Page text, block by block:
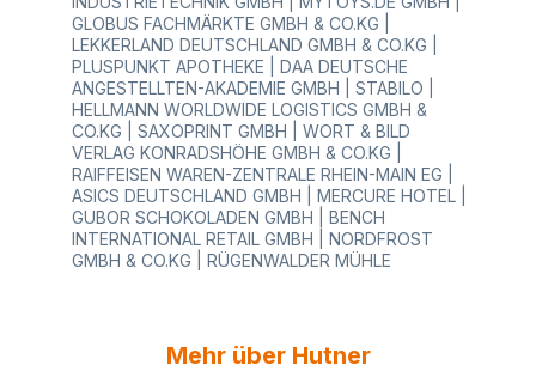
unserem Online-Shop können Sie verschiedene
Modelle mit individueller Bedruckung bestellen
oder anfragen. Gerne erstellen wir Ihnen ein
kostenloses und unverbindliches Angebot.
GLOBUS FACHMÄRKTE GMBH & CO.KG |
LEKKERLAND DEUTSCHLAND GMBH & CO.KG |
PLUSPUNKT APOTHEKE | DAA DEUTSCHE
ANGESTELLTEN-AKADEMIE GMBH | STABILO |
HELLMANN WORLDWIDE LOGISTICS GMBH &
CO.KG | SAXOPRINT GMBH | WORT & BILD
VERLAG KONRADSHÖHE GMBH & CO.KG |
RAIFFEISEN WAREN-ZENTRALE RHEIN-MAIN EG |
ASICS DEUTSCHLAND GMBH | MERCURE HOTEL |
GUBOR SCHOKOLADEN GMBH | BENCH
INTERNATIONAL RETAIL GMBH | NORDFROST
GMBH & CO.KG | RÜGENWALDER MÜHLE
Mehr über Hutner